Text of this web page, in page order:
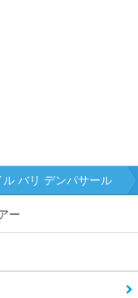
ル バリ デンパサール
ー